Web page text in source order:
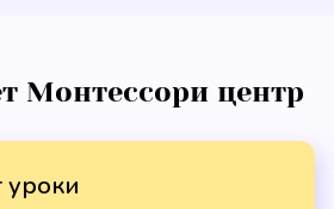
Монтессори центр
уроки